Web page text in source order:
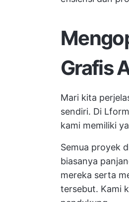
Grafis
Mari kita
sendiri. Di
kami memiliki
Semua proyek
biasanya
mereka serta
tersebut. Kami